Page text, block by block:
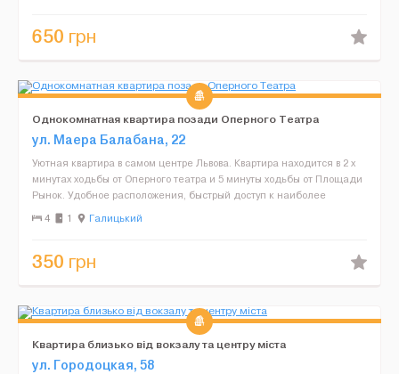
650 грн
Однокомнатная квартира позади Оперного Театра
ул. Маера Балабана, 22
Уютная квартира в самом центре Львова. Квартира находится в 2 х
минутах ходьбы от Оперного театра и 5 минуты ходьбы от Площади
Рынок. Удобное расположения, быстрый доступ к наиболее
известным историческим местам Львова. Удобная тр...
4 1 Галицький
350 грн
Квартира близько від вокзалу та центру міста
ул. Городоцкая, 58